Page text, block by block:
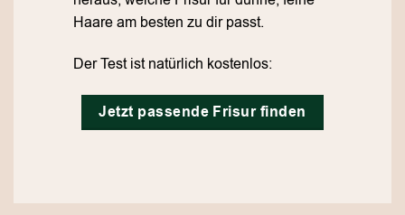
Haare am besten zu dir passt.
Der Test ist natürlich kostenlos:
Jetzt passende Frisur finden